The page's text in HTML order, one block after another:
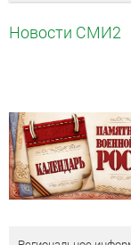
Новости СМИ2